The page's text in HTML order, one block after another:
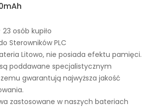
23 osób kupiło
Sterowników PLC
Litowo, nie posiada efektu pamięci.
poddawane specjalistycznym
gwarantują najwyższa jakość
zastosowane w naszych bateriach